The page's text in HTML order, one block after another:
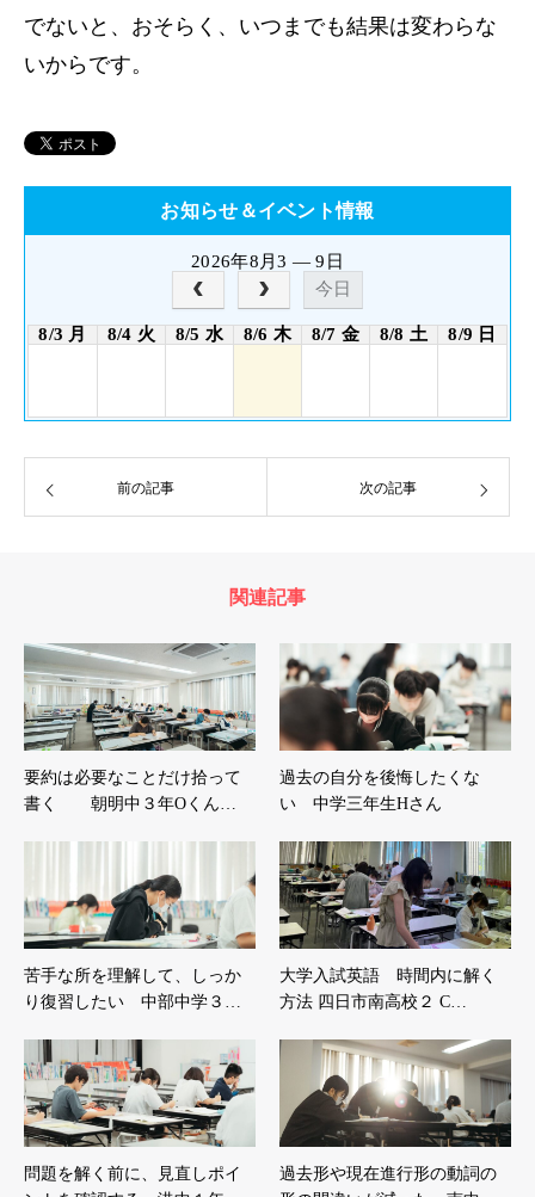
でないと、おそらく、いつまでも結果は変わらな
いからです。
お知らせ＆イベント情報
2026年8月3 — 9日
今日
8/3 月 8/4 火 8/5 水 8/6 木 8/7 金 8/8 土 8/9 日
前の記事 次の記事
関連記事
要約は必要なことだけ拾って
書く 朝明中３年Oくん…
過去の自分を後悔したくな
い 中学三年生Hさん
苦手な所を理解して、しっか
り復習したい 中部中学３…
大学入試英語 時間内に解く
方法 四日市南高校２ C…
問題を解く前に、見直しポイ
過去形や現在進行形の動詞の